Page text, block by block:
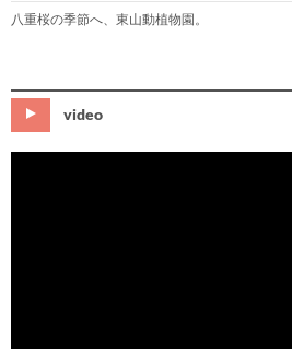
八重桜の季節へ、東山動植物園。
video